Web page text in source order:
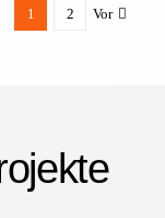
1 2 Vor